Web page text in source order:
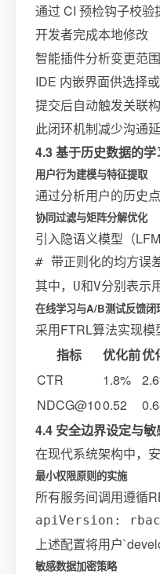
通过 CI 预检钩子校
开发者完成本地修改
智能插件分析变更范
IDE 内嵌界面供选择
提交后自动触发关联
此闭环机制减少沟通
4.3 基于历史数据的
用户行为建模与特征提取
通过分析用户的历史
协同过滤与矩阵分解优化
引入隐语义模型（
# 带正则化的均
其中， U和V分别表示
在线学习与A/B测试反馈闭
采用FTRL算法实现
指标
优化前优
CTR
1.8%
NDCG@100.52
4.4 安全边界设定与
在现代系统架构中，
最小权限原则的实施
所有服务间调用遵循
apiVersion:
上述配置将用户
敏感数据加密策略